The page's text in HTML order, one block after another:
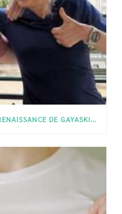
ENTREPRENEURIAT FÉMININ : LA RENAISSANCE DE GAYASKIN PAR CHARLOTTE ET ISABELLE